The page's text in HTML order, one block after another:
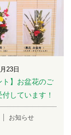
23日
ト】お盆花のご
しています！
お知らせ